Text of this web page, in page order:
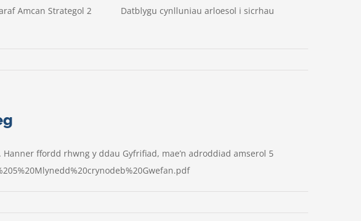
Amcan Strategol 2 Datblygu cynlluniau arloesol i sicrhau
ffordd rhwng y ddau Gyfrifiad, mae’n adroddiad amserol 5